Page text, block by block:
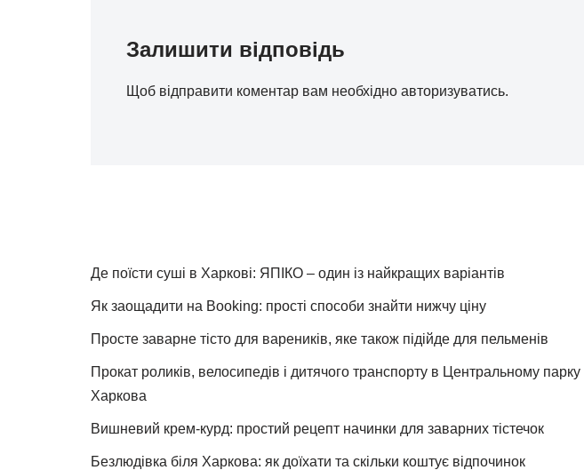
Залишити відповідь
Щоб відправити коментар вам необхідно авторизуватись.
Де поїсти суші в Харкові: ЯПІКО – один із найкращих варіантів
Як заощадити на Booking: прості способи знайти нижчу ціну
Просте заварне тісто для вареників, яке також підійде для пельменів
Прокат роликів, велосипедів і дитячого транспорту в Центральному парку
Харкова
Вишневий крем-курд: простий рецепт начинки для заварних тістечок
Безлюдівка біля Харкова: як доїхати та скільки коштує відпочинок